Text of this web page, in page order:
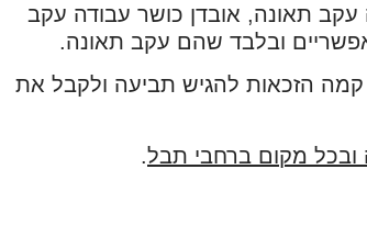
עקב תאונה, אובדן כושר עבודה עקב
אפשריים ובלבד שהם עקב תאונה.
הזכאות להגיש תביעה ולקבל את
מקום ברחבי תבל.